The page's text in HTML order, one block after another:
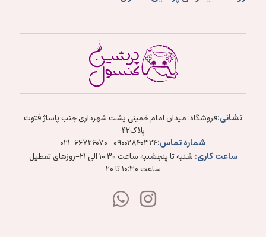
نشانی:فروشگاه: میدان امام خمینی پشت شهرداری جنب پاساژ فتوت
پلاک۴۲
شماره تماس:09002840324
021-66726070
ساعت کاری:
شنبه تا پنجشنبه ساعت ۱۰:۳۰ الی ۲۱-روزهای تعطیل
ساعت ۱۰:۳۰ تا ۲۰